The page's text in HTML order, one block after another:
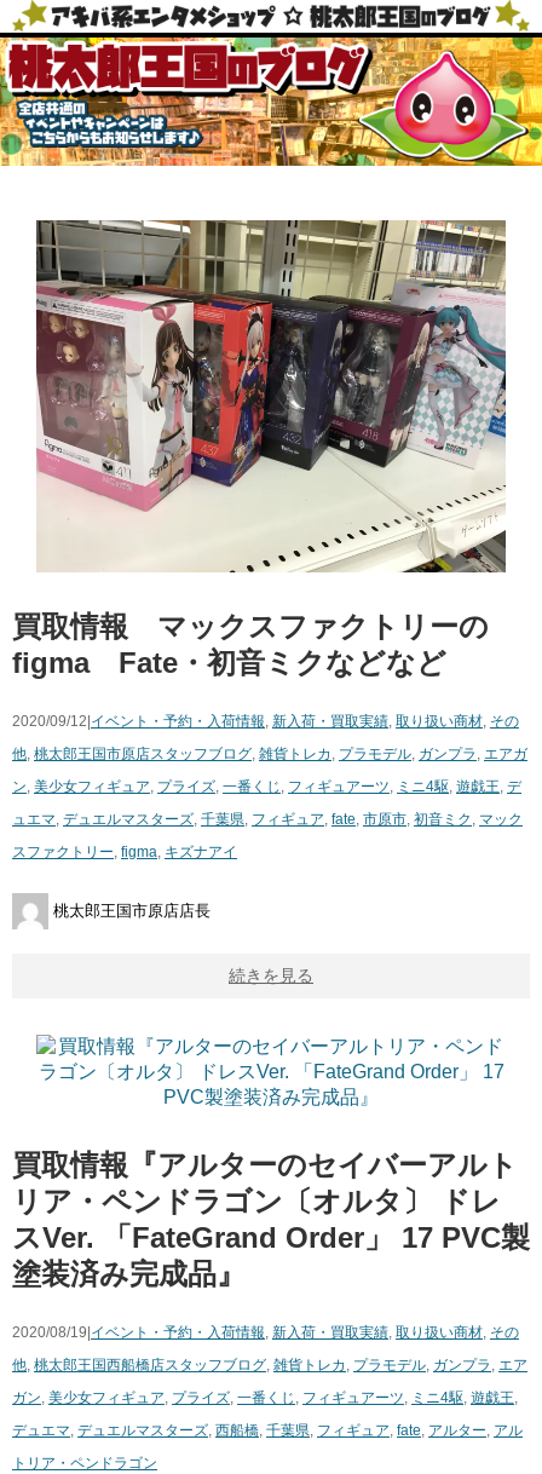
買取情報 マックスファクトリーの
figma Fate・初音ミクなどなど
2020/09/12| イベント・予約・入荷情報, 新入荷・買取実績, 取り扱い商材, その
他, 桃太郎王国市原店スタッフブログ, 雑貨 トレカ , プラモデル, ガンプラ , エアガ
ン, 美少女フィギュア, プライズ, 一番くじ , フィギュアーツ, ミニ4駆, 遊戯王, デ
ュエマ, デュエルマスターズ, 千葉県, フィギュア, fate, 市原市, 初音ミク , マック
スファクトリー, figma, キズナアイ
桃太郎王国市原店店長
続きを見る
買取情報『アルターのセイバーアルト
リア・ペンドラゴン〔オルタ〕 ​ドレ
スVer. ​「FateGrand ​Order」 ​17 ​PVC製
塗装済み完成品』
2020/08/19| イベント・予約・入荷情報, 新入荷・買取実績, 取り扱い商材, その
他, 桃太郎王国西船橋店スタッフブログ, 雑貨 トレカ , プラモデル, ガンプラ , エア
ガン, 美少女フィギュア, プライズ, 一番くじ , フィギュアーツ, ミニ4駆, 遊戯王,
デュエマ, デュエルマスターズ, 西船橋, 千葉県, フィギュア, fate, アルター, アル
トリア・ペンドラゴン